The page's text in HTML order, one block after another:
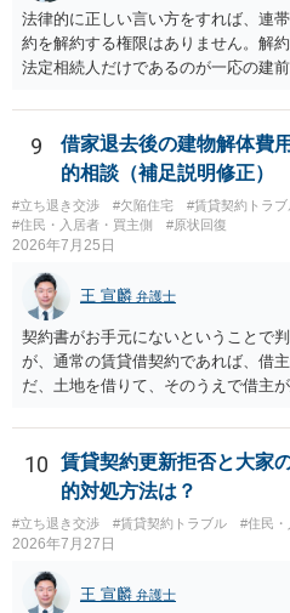
有効とされています。 今後の交渉で
しており定期借家への変更に合意し
（誰が所有者で誰が実際に住む予定
ほしいこと、③自分たちの居住継続
基本方針としたうえで、仮に一定時
退料・引越費用・原状回復費用負担
成することが重要です。 契約書で
め・定期借家に関する記載の有無、
（「今回で最後」などの文言）が、
得るかどうかも含めて検討ポイント
容を十分に確認し、不明点は弁護士
す。
法律的に正しい言い方をすれば、連
約を解約する権限はありません。解
法定相続人だけであるのが一応の建
する動機づけがなくなります。 今回
も、建物を賃貸人に一日も早く明け
するのが良いと思います。またその
あるお知り合いさんにとっても、自
められるため望ましいやり方だとい
9
借家退去後の建物解体費
的相談（補足説明修正）
#立ち退き交渉 #欠陥住宅 #賃貸契約トラブ
#住民・入居者・買主側
#原状回復
2026年7月25日
王 宣麟 弁護士
契約書がお手元にないということで
が、通常の賃貸借契約であれば、借
だ、土地を借りて、そのうえで借主
であれば、建物を収去して土地を明
す。 その後、建物を平屋に立て替え
得ているのであれば、単純に費用を
する、という話になるわけでもない
状、解体費用を負担することが明確
に請求の根拠（なぜ当方が平屋の解
のか）を確認されてみてはいかがでし
10
賃貸契約更新拒否と大家
的対処方法は？
#立ち退き交渉 #賃貸契約トラブル #住民
2026年7月27日
王 宣麟 弁護士